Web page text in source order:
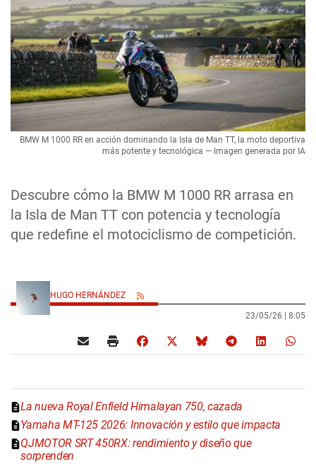
Descubre cómo la BMW M 1000 RR arrasa en
la Isla de Man TT con potencia y tecnología
que redefine el motociclismo de competición.
BMW M 1000 RR en acción dominando la Isla de Man TT, la moto deportiva
más potente y tecnológica — Imagen generada por IA
HUGO HERNÁNDEZ
23/05/26 | 8:05
La nueva Royal Enfield Himalayan 750, cazada
Yamaha MT-125 2026: Innovación y estilo que impacta
QJMOTOR SRT 450RX: rendimiento y diseño que
sorprenden